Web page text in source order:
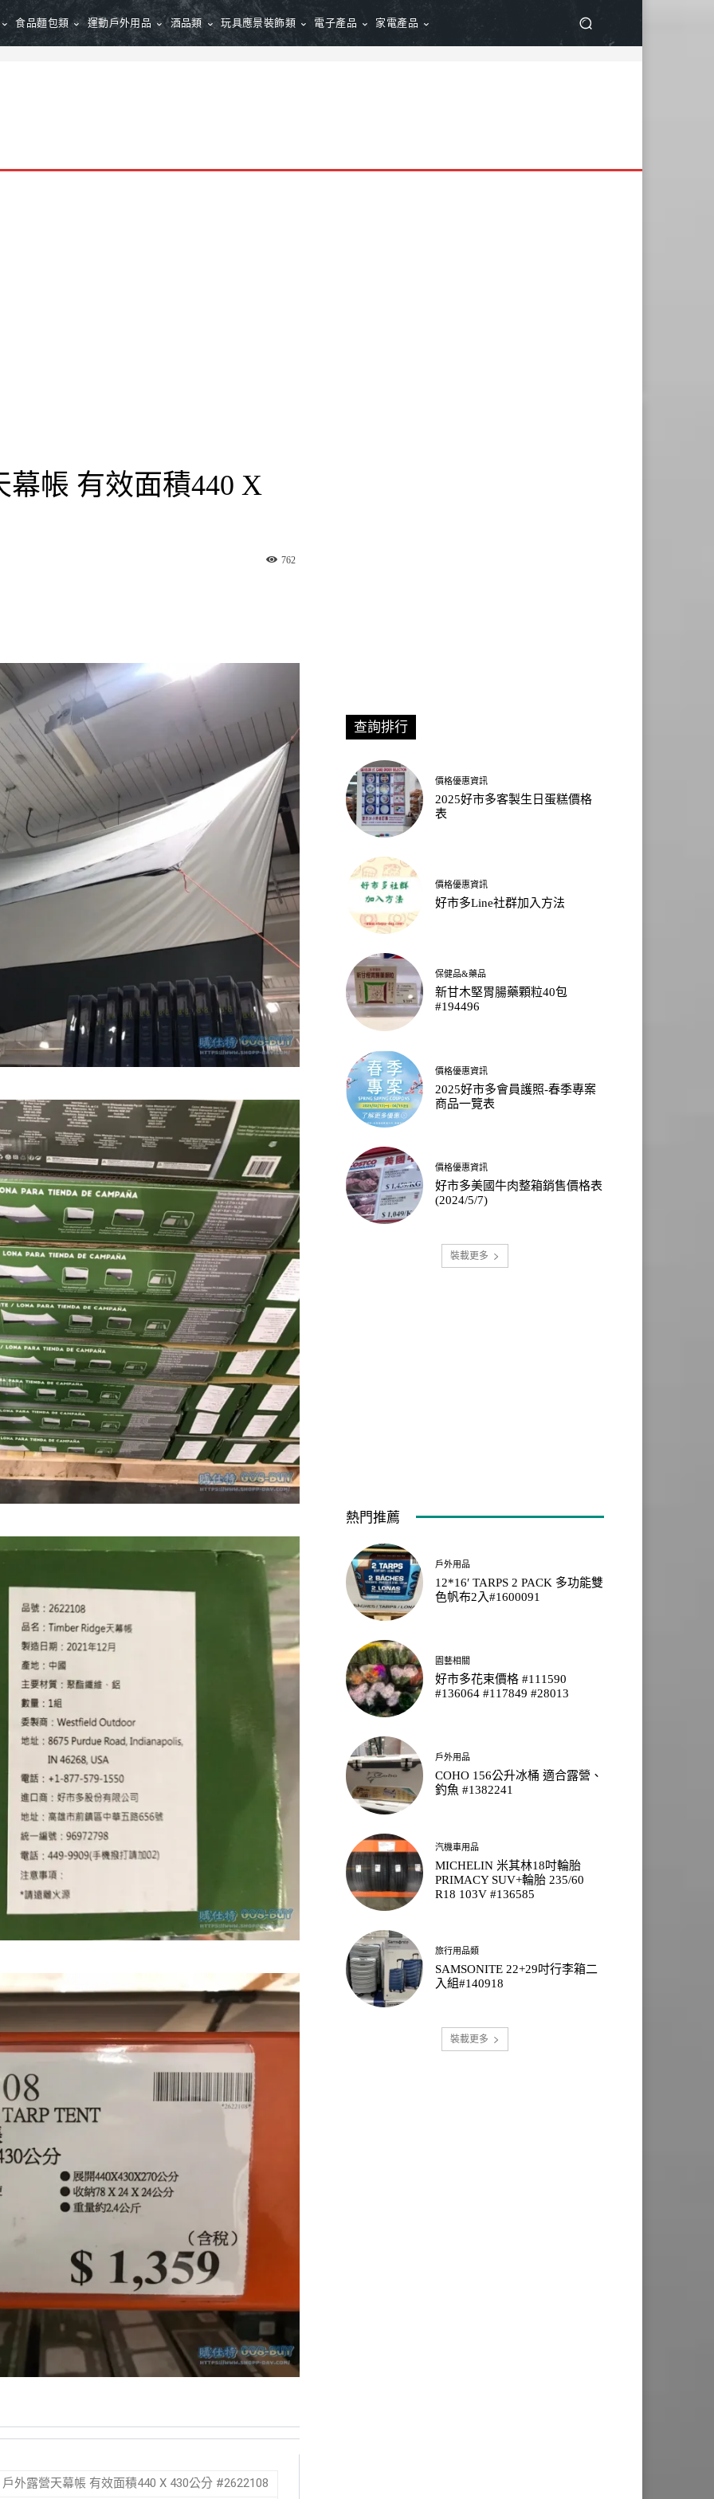
食品麵包類 運動戶外用品 酒品類 玩具應景裝飾類 電子產品 家電產品
帳 有效面積440 X
762
戶外露營天幕帳 有效面積440 X 430公分 #2622108
查詢排行
價格優惠資訊
2025好市多客製生日蛋糕價格
表
價格優惠資訊
好市多Line社群加入方法
保健品&藥品
新甘木堅胃腸藥顆粒40包
#194496
價格優惠資訊
2025好市多會員護照-春季專案
商品一覽表
價格優惠資訊
好市多美國牛肉整箱銷售價格表
(2024/5/7)
裝載更多
熱門推薦
戶外用品
12*16′ TARPS 2 PACK 多功能雙
色帆布2入#1600091
園藝相關
好市多花束價格 #111590
#136064 #117849 #28013
戶外用品
COHO 156公升冰桶 適合露營、
釣魚 #1382241
汽機車用品
MICHELIN 米其林18吋輪胎
PRIMACY SUV+輪胎 235/60
R18 103V #136585
旅行用品類
SAMSONITE 22+29吋行李箱二
入組#140918
裝載更多